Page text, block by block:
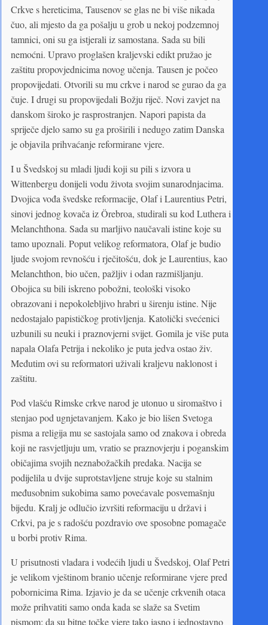
Crkve s hereticima, Tausenov se glas ne bi više nikada
čuo, ali mjesto da ga pošalju u grob u nekoj podzemnoj
tamnici, oni su ga istjerali iz samostana. Sada su bili
nemoćni. Upravo proglašen kraljevski edikt pružao je
zaštitu propovjednicima novog učenja. Tausen je počeo
propovijedati. Otvorili su mu crkve i narod se gurao da ga
čuje. I drugi su propovijedali Božju riječ. Novi zavjet na
danskom široko je rasprostranjen. Napori papista da
spriječe djelo samo su ga proširili i nedugo zatim Danska
je objavila prihvaćanje reformirane vjere.
I u Švedskoj su mladi ljudi koji su pili s izvora u
Wittenbergu donijeli vodu života svojim sunarodnjacima.
Dvojica vođa švedske reformacije, Olaf i Laurentius Petri,
sinovi jednog kovača iz Örebroa, studirali su kod Luthera i
Melanchthona. Sada su marljivo naučavali istine koje su
tamo upoznali. Poput velikog reformatora, Olaf je budio
ljude svojom revnošću i rječitošću, dok je Laurentius, kao
Melanchthon, bio učen, pažljiv i odan razmišljanju.
Obojica su bili iskreno pobožni, teološki visoko
obrazovani i nepokolebljivo hrabri u širenju istine. Nije
nedostajalo papističkog protivljenja. Katolički svećenici
uzbunili su neuki i praznovjerni svijet. Gomila je više puta
napala Olafa Petrija i nekoliko je puta jedva ostao živ.
Međutim ovi su reformatori uživali kraljevu naklonost i
zaštitu.
Pod vlašću Rimske crkve narod je utonuo u siromaštvo i
stenjao pod ugnjetavanjem. Kako je bio lišen Svetoga
pisma a religija mu se sastojala samo od znakova i obreda
koji ne rasvjetljuju um, vratio se praznovjerju i poganskim
običajima svojih neznabožačkih predaka. Nacija se
podijelila u dvije suprotstavljene struje koje su stalnim
međusobnim sukobima samo povećavale posvemašnju
bijedu. Kralj je odlučio izvršiti reformaciju u državi i
Crkvi, pa je s radošću pozdravio ove sposobne pomagače
u borbi protiv Rima.
U prisutnosti vladara i vodećih ljudi u Švedskoj, Olaf Petri
je velikom vještinom branio učenje reformirane vjere pred
pobornicima Rima. Izjavio je da se učenje crkvenih otaca
može prihvatiti samo onda kada se slaže sa Svetim
pismom; da su bitne točke vjere tako jasno i jednostavno